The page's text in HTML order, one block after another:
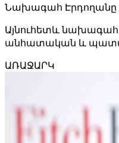
Նախագահ Էրդողանը
Այնուհետև
անհատական ​​և
ԱՌԱՋԱՐԿ